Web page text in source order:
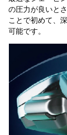
の圧力が良いと
ことで初めて、
可能です。